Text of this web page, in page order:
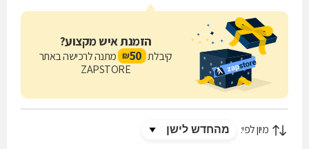
הזמנת איש מקצוע?
קיבלת 50
₪ מתנה לרכישה באתר
ZAPSTORE
מיון לפי: